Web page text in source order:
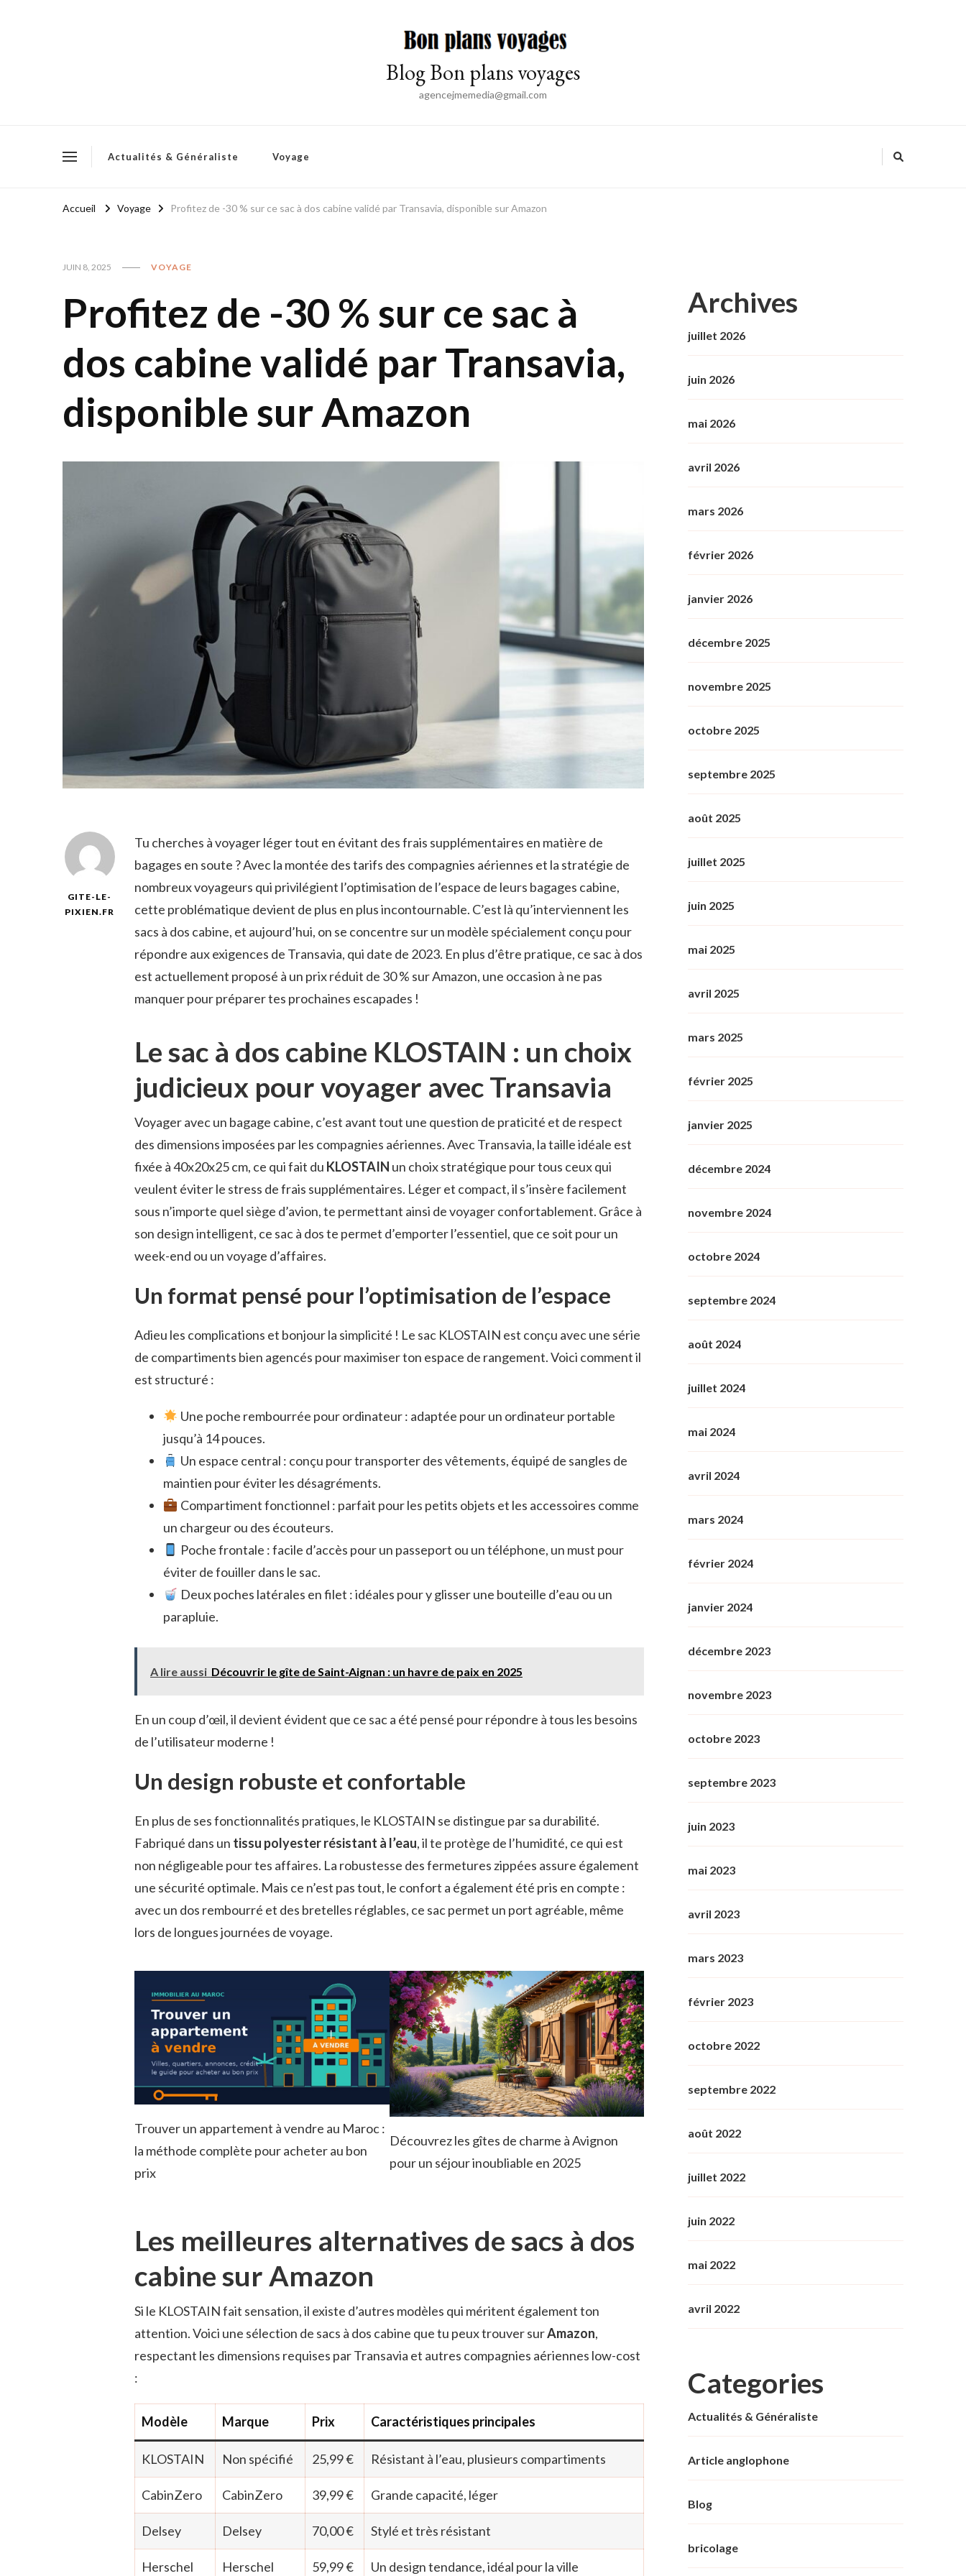
Blog Bon plans voyages
agencejmemedia@gmail.com
Actualités & Généraliste Voyage
Accueil Voyage Profitez de -30 % sur ce sac à dos cabine validé par Transavia, disponible sur Amazon
JUIN 8, 2025 VOYAGE
Profitez de -30 % sur ce sac à
dos cabine validé par Transavia,
disponible sur Amazon
GITE-LE-
PIXIEN.FR
Tu cherches à voyager léger tout en évitant des frais supplémentaires en matière de
bagages en soute ? Avec la montée des tarifs des compagnies aériennes et la stratégie de
nombreux voyageurs qui privilégient l’optimisation de l’espace de leurs bagages cabine,
cette problématique devient de plus en plus incontournable. C’est là qu’interviennent les
sacs à dos cabine, et aujourd’hui, on se concentre sur un modèle spécialement conçu pour
répondre aux exigences de Transavia, qui date de 2023. En plus d’être pratique, ce sac à dos
est actuellement proposé à un prix réduit de 30 % sur Amazon, une occasion à ne pas
manquer pour préparer tes prochaines escapades !
Le sac à dos cabine KLOSTAIN : un choix
judicieux pour voyager avec Transavia
Voyager avec un bagage cabine, c’est avant tout une question de praticité et de respect
des dimensions imposées par les compagnies aériennes. Avec Transavia, la taille idéale est
fixée à 40x20x25 cm, ce qui fait du KLOSTAIN un choix stratégique pour tous ceux qui
veulent éviter le stress de frais supplémentaires. Léger et compact, il s’insère facilement
sous n’importe quel siège d’avion, te permettant ainsi de voyager confortablement. Grâce à
son design intelligent, ce sac à dos te permet d’emporter l’essentiel, que ce soit pour un
week-end ou un voyage d’affaires.
Un format pensé pour l’optimisation de l’espace
Adieu les complications et bonjour la simplicité ! Le sac KLOSTAIN est conçu avec une série
de compartiments bien agencés pour maximiser ton espace de rangement. Voici comment il
est structuré :
Une poche rembourrée pour ordinateur : adaptée pour un ordinateur portable
jusqu’à 14 pouces.
Un espace central : conçu pour transporter des vêtements, équipé de sangles de
maintien pour éviter les désagréments.
Compartiment fonctionnel : parfait pour les petits objets et les accessoires comme
un chargeur ou des écouteurs.
Poche frontale : facile d’accès pour un passeport ou un téléphone, un must pour
éviter de fouiller dans le sac.
Deux poches latérales en filet : idéales pour y glisser une bouteille d’eau ou un
parapluie.
A lire aussi Découvrir le gîte de Saint-Aignan : un havre de paix en 2025
En un coup d’œil, il devient évident que ce sac a été pensé pour répondre à tous les besoins
de l’utilisateur moderne !
Un design robuste et confortable
En plus de ses fonctionnalités pratiques, le KLOSTAIN se distingue par sa durabilité.
Fabriqué dans un tissu polyester résistant à l’eau, il te protège de l’humidité, ce qui est
non négligeable pour tes affaires. La robustesse des fermetures zippées assure également
une sécurité optimale. Mais ce n’est pas tout, le confort a également été pris en compte :
avec un dos rembourré et des bretelles réglables, ce sac permet un port agréable, même
lors de longues journées de voyage.
Trouver un appartement à vendre au Maroc :
la méthode complète pour acheter au bon
prix
Découvrez les gîtes de charme à Avignon
pour un séjour inoubliable en 2025
Les meilleures alternatives de sacs à dos
cabine sur Amazon
Si le KLOSTAIN fait sensation, il existe d’autres modèles qui méritent également ton
attention. Voici une sélection de sacs à dos cabine que tu peux trouver surAmazon,
respectant les dimensions requises par Transavia et autres compagnies aériennes low-cost
:
Modèle Marque Prix Caractéristiques principales
KLOSTAIN Non spécifié 25,99 € Résistant à l’eau, plusieurs compartiments
CabinZero CabinZero 39,99 € Grande capacité, léger
Delsey Delsey 70,00 € Stylé et très résistant
Herschel Herschel 59,99 € Un design tendance, idéal pour la ville
Archives
juillet 2026
juin 2026
mai 2026
avril 2026
mars 2026
février 2026
janvier 2026
décembre 2025
novembre 2025
octobre 2025
septembre 2025
août 2025
juillet 2025
juin 2025
mai 2025
avril 2025
mars 2025
février 2025
janvier 2025
décembre 2024
novembre 2024
octobre 2024
septembre 2024
août 2024
juillet 2024
mai 2024
avril 2024
mars 2024
février 2024
janvier 2024
décembre 2023
novembre 2023
octobre 2023
septembre 2023
juin 2023
mai 2023
avril 2023
mars 2023
février 2023
octobre 2022
septembre 2022
août 2022
juillet 2022
juin 2022
mai 2022
avril 2022
Categories
Actualités & Généraliste
Article anglophone
Blog
bricolage